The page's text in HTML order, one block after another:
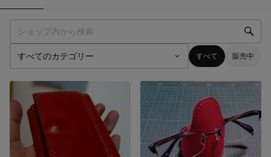
すべて 販売中